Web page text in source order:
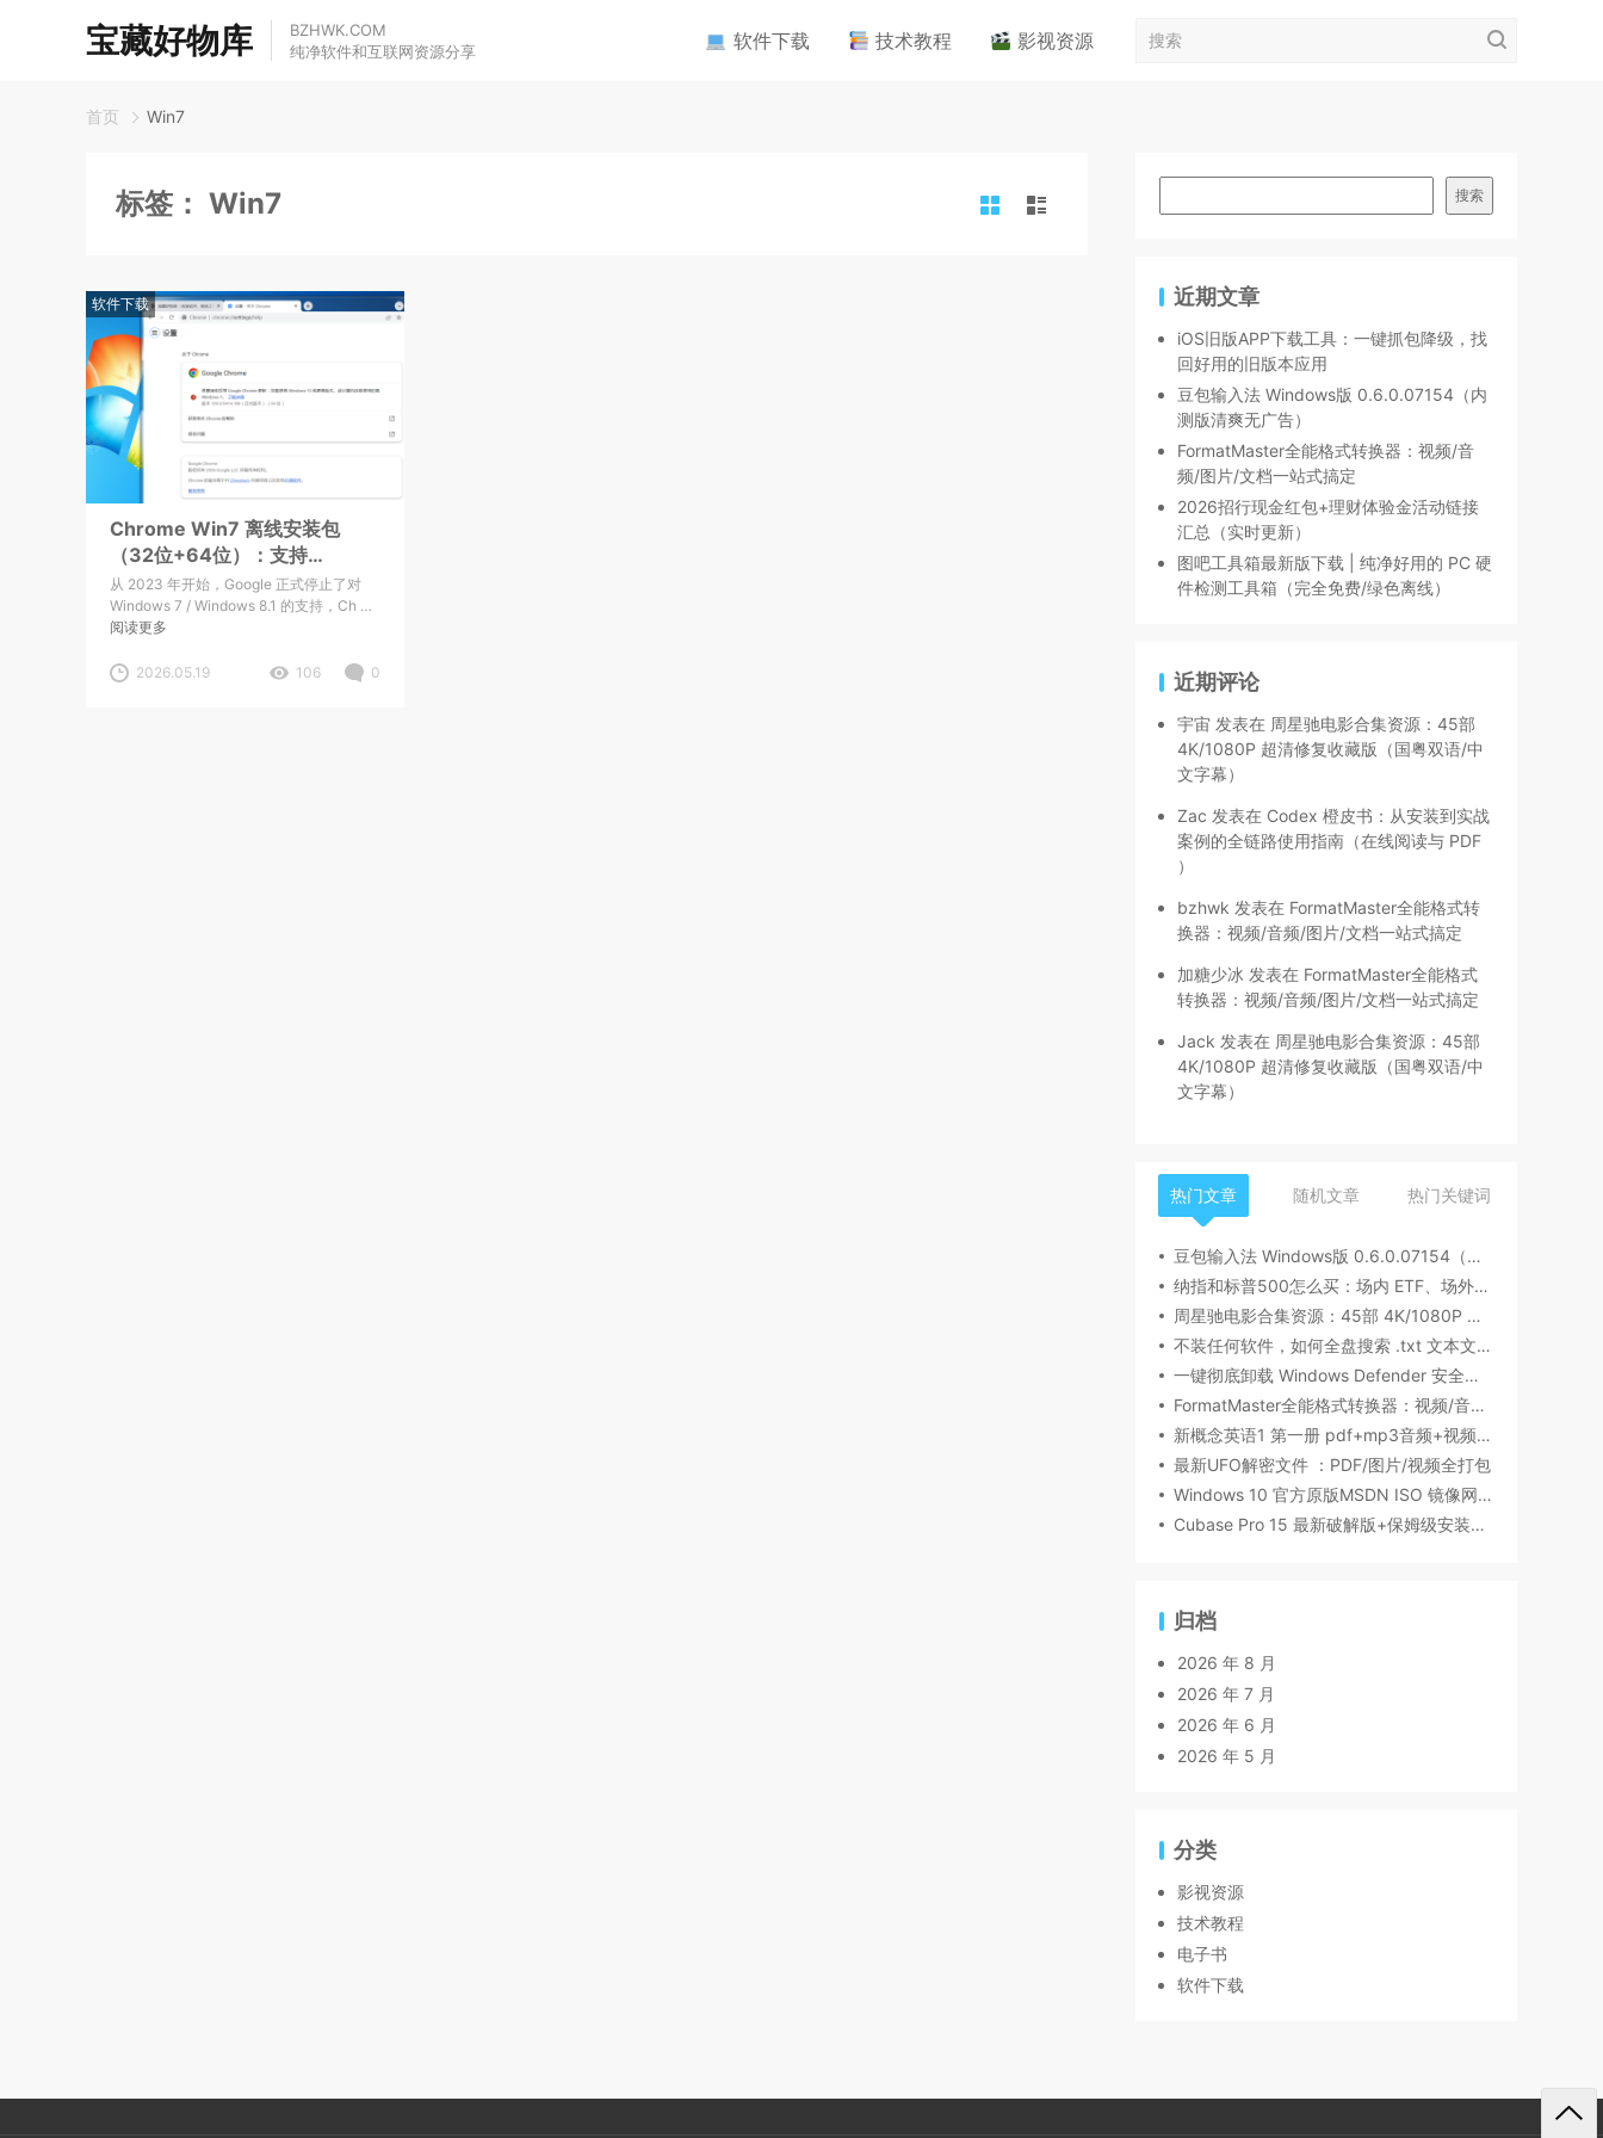
宝藏好物库
BZHWK.COM
纯净软件和互联网资源分享
软件下载 技术教程 影视资源
首页 Win7
标签： Win7
软件下载
Chrome Win7 离线安装包
（32位+64位）：支持
Windows 7 的最后一个版本
从 2023 年开始，Google 正式停止了对
Windows 7 / Windows 8.1 的支持，Ch …
阅读更多
2026.05.19 106 0
搜索
近期文章
iOS旧版APP下载工具：一键抓包降级，找
回好用的旧版本应用
豆包输入法 Windows版 0.6.0.07154（内
测版清爽无广告）
FormatMaster全能格式转换器：视频/音
频/图片/文档一站式搞定
2026招行现金红包+理财体验金活动链接
汇总（实时更新）
图吧工具箱最新版下载 | 纯净好用的 PC 硬
件检测工具箱（完全免费/绿色离线）
近期评论
宇宙 发表在 周星驰电影合集资源：45部
4K/1080P 超清修复收藏版（国粤双语/中
文字幕）
Zac 发表在 Codex 橙皮书：从安装到实战
案例的全链路使用指南（在线阅读与 PDF
）
bzhwk 发表在 FormatMaster全能格式转
换器：视频/音频/图片/文档一站式搞定
加糖少冰 发表在 FormatMaster全能格式
转换器：视频/音频/图片/文档一站式搞定
Jack 发表在 周星驰电影合集资源：45部
4K/1080P 超清修复收藏版（国粤双语/中
文字幕）
热门文章 随机文章 热门关键词
豆包输入法 Windows版 0.6.0.07154（内测版清爽无广告）
纳指和标普500怎么买：场内 ETF、场外基金一次讲清楚（2026 最新版）
周星驰电影合集资源：45部 4K/1080P 超清修复收藏版（国粤双语/中文字幕）
不装任何软件，如何全盘搜索 .txt 文本文件内容？Windows / Linux / macOS 的命令行指南
一键彻底卸载 Windows Defender 安全中心（Win10/Win11通用）
FormatMaster全能格式转换器：视频/音频/图片/文档一站式搞定
新概念英语1 第一册 pdf+mp3音频+视频下载（美音版+英音版）
最新UFO解密文件 ：PDF/图片/视频全打包
Windows 10 官方原版MSDN ISO 镜像网盘下载
Cubase Pro 15 最新破解版+保姆级安装指南
归档
2026 年 8 月
2026 年 7 月
2026 年 6 月
2026 年 5 月
分类
影视资源
技术教程
电子书
软件下载